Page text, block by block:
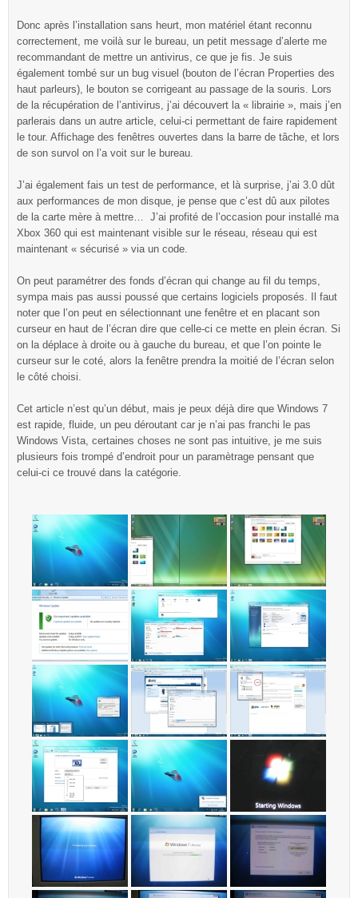
Donc après l’installation sans heurt, mon matériel étant reconnu
correctement, me voilà sur le bureau, un petit message d’alerte me
recommandant de mettre un antivirus, ce que je fis. Je suis
également tombé sur un bug visuel (bouton de l’écran Properties des
haut parleurs), le bouton se corrigeant au passage de la souris. Lors
de la récupération de l’antivirus, j’ai découvert la « librairie », mais j’en
parlerais dans un autre article, celui-ci permettant de faire rapidement
le tour. Affichage des fenêtres ouvertes dans la barre de tâche, et lors
de son survol on l’a voit sur le bureau.
J’ai également fais un test de performance, et là surprise, j’ai 3.0 dût
aux performances de mon disque, je pense que c’est dû aux pilotes
de la carte mère à mettre… J’ai profité de l’occasion pour installé ma
Xbox 360 qui est maintenant visible sur le réseau, réseau qui est
maintenant « sécurisé » via un code.
On peut paramétrer des fonds d’écran qui change au fil du temps,
sympa mais pas aussi poussé que certains logiciels proposés. Il faut
noter que l’on peut en sélectionnant une fenêtre et en placant son
curseur en haut de l’écran dire que celle-ci ce mette en plein écran. Si
on la déplace à droite ou à gauche du bureau, et que l’on pointe le
curseur sur le coté, alors la fenêtre prendra la moitié de l’écran selon
le côté choisi.
Cet article n’est qu’un début, mais je peux déjà dire que Windows 7
est rapide, fluide, un peu déroutant car je n’ai pas franchi le pas
Windows Vista, certaines choses ne sont pas intuitive, je me suis
plusieurs fois trompé d’endroit pour un paramètrage pensant que
celui-ci ce trouvé dans la catégorie.